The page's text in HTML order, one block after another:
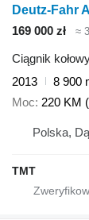
Deutz-Fahr
169 000 zł
≈
Ciągnik
2013
8 900
Moc 220 KM
Polska,
TMT